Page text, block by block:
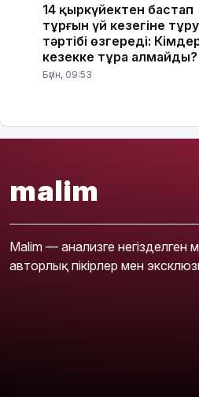
14 қыркүйектен бастап
тұрғын үй кезегіне тұру
тәртібі өзгереді:
кезекке тұра алмайды?
Бүгін, 09:53
malim
Malim — анализге негізделген
авторлық пікірлер мен